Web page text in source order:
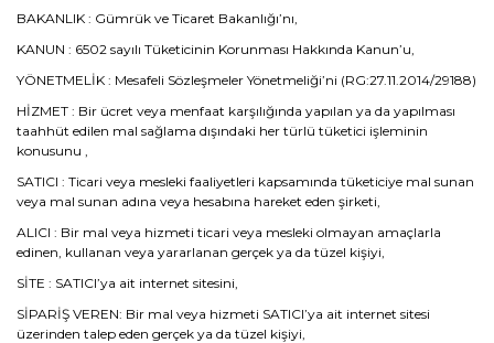
BAKANLIK : Gümrük ve Ticaret Bakanlığı’nı,
KANUN : 6502 sayılı Tüketicinin Korunması Hakkında Kanun’u,
YÖNETMELİK : Mesafeli Sözleşmeler Yönetmeliği’ni (RG:27.11.2014/29188)
HİZMET : Bir ücret veya menfaat karşılığında yapılan ya da yapılması
taahhüt edilen mal sağlama dışındaki her türlü tüketici işleminin
konusunu ,
SATICI : Ticari veya mesleki faaliyetleri kapsamında tüketiciye mal sunan
veya mal sunan adına veya hesabına hareket eden şirketi,
ALICI : Bir mal veya hizmeti ticari veya mesleki olmayan amaçlarla
edinen, kullanan veya yararlanan gerçek ya da tüzel kişiyi,
SİTE : SATICI’ya ait internet sitesini,
SİPARİŞ VEREN: Bir mal veya hizmeti SATICI’ya ait internet sitesi
üzerinden talep eden gerçek ya da tüzel kişiyi,